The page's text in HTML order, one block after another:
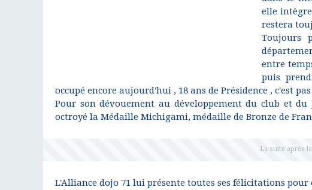
elle
restera
Toujours
entre
puis
occupé encore aujourd'hui , 18 ans de Présidence , c'est
Pour son dévouement au développement du club et
octroyé la Médaille Michigami, médaille de Bronze de
L'Alliance dojo 71 lui présente toutes ses félicitations